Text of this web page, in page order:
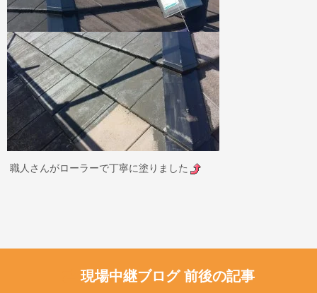
職人さんがローラーで丁寧に塗りました
現場中継ブログ 前後の記事